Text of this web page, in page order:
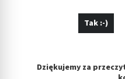
Tak :-)
Dziękujemy za